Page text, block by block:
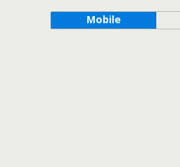
Mobile